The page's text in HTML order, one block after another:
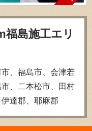
福島施工エリ
、福島市、会津若
、二本松市、田村
達郡、耶麻郡